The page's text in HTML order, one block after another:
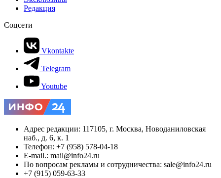
Редакция
Соцсети
Vkontakte
Telegram
Youtube
Адрес редакции: 117105, г. Москва, Новоданиловская
наб., д. 6, к. 1
Телефон: +7 (958) 578-04-18
E-mail.: mail@info24.ru
По вопросам рекламы и сотрудничества: sale@info24.ru
+7 (915) 059-63-33